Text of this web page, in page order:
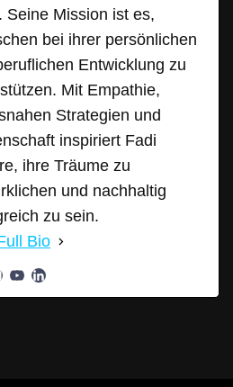
Seine Mission ist es,
bei ihrer persönlichen
Entwicklung zu
Mit Empathie,
Strategien und
inspiriert Fadi
ihre Träume zu
und nachhaltig
zu sein.
Bio